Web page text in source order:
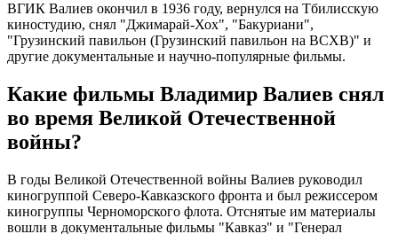
ВГИК Валиев окончил в 1936 году, вернулся на Тбилисскую
киностудию, снял "Джимарай-Хох", "Бакуриани",
"Грузинский павильон (Грузинский павильон на ВСХВ)" и
другие документальные и научно-популярные фильмы.
Какие фильмы Владимир Валиев снял
во время Великой Отечественной
войны?
В годы Великой Отечественной войны Валиев руководил
киногруппой Северо-Кавказского фронта и был режиссером
киногруппы Черноморского флота. Отснятые им материалы
вошли в документальные фильмы "Кавказ" и "Генерал